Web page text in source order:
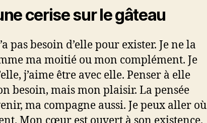
cerise sur le gâteau
pas besoin d’elle pour exister. Je ne la
ma moitié ou mon complément. Je
j’aime être avec elle. Penser à elle
besoin, mais mon plaisir. La pensée
ma compagne aussi. Je peux aller où